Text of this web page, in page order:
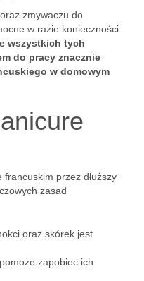
zmywaczu do
w razie konieczności
wszystkich tych
do pracy znacznie
w domowym
przez dłuższy
zasad
oraz skórek jest
pomoże zapobiec ich